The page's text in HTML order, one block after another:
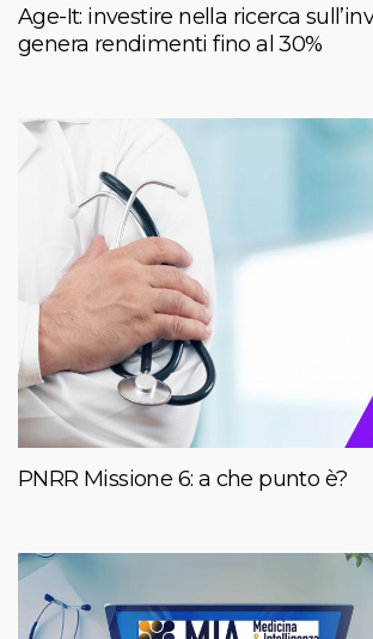
Age-It: investire nella ricerca
genera rendimenti fino al 30%
PNRR Missione 6: a che punto è?